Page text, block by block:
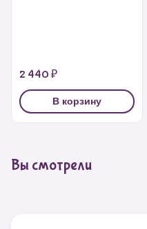
2 440 ₽
В корзину
Вы смотрели